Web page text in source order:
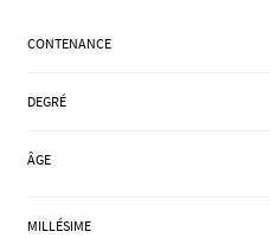
RÉGIONS
COFFRETS & CADEAUX
CONTENANCE
DEGRÉ
ÂGE
MILLÉSIME